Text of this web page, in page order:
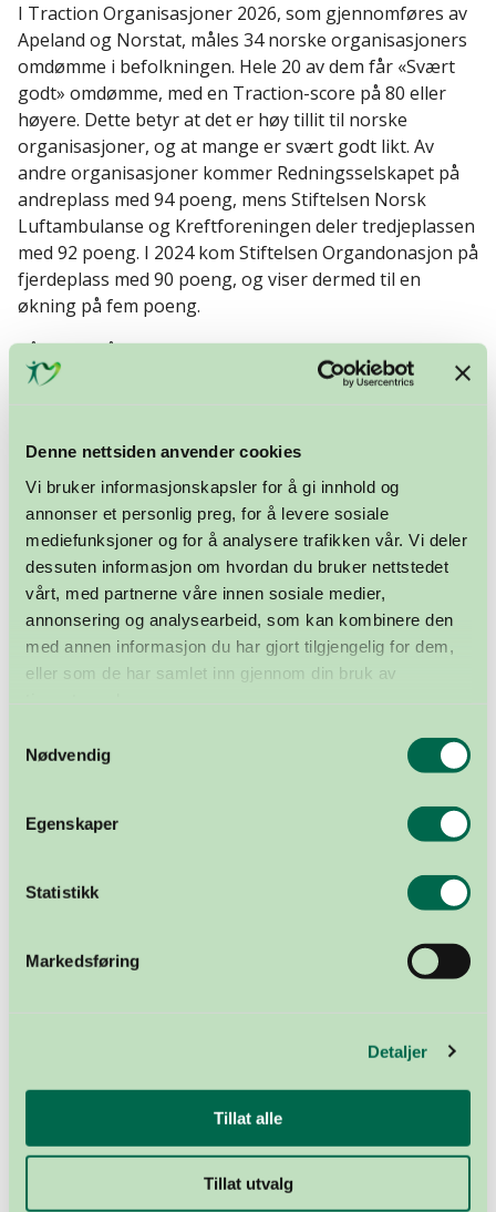
Denne nettsiden anvender cookies
Vi bruker informasjonskapsler for å gi innhold og
annonser et personlig preg, for å levere sosiale
mediefunksjoner og for å analysere trafikken vår. Vi deler
dessuten informasjon om hvordan du bruker nettstedet
vårt, med partnerne våre innen sosiale medier,
annonsering og analysearbeid, som kan kombinere den
med annen informasjon du har gjort tilgjengelig for dem,
eller som de har samlet inn gjennom din bruk av
Nødvendig
Egenskaper
Statistikk
Markedsføring
Detaljer
Tillat alle
Tillat utvalg
I Traction Organisasjoner 2026, som gjennomføres av
Apeland og Norstat, måles 34 norske organisasjoners
omdømme i befolkningen. Hele 20 av dem får «Svært
godt» omdømme, med en Traction-score på 80 eller
høyere. Dette betyr at det er høy tillit til norske
organisasjoner, og at mange er svært godt likt. Av
andre organisasjoner kommer Redningsselskapet på
andreplass med 94 poeng, mens Stiftelsen Norsk
Luftambulanse og Kreftforeningen deler tredjeplassen
med 92 poeng. I 2024 kom Stiftelsen Organdonasjon på
fjerdeplass med 90 poeng, og viser dermed til en
økning på fem poeng.
På spørsmål om hva som har bidratt til resultatet,
svarer daglig leder:
kommunikasjonen vår på tillit og åpenhet. Vi har det
som kjerneverdier. Vi er et opplysningskontor, men vi
har et mandat og det er at vi ønsker å redde liv, sier
Manouchehri.
Traction Organisasjoner 2026: Oversikten viser resultatet av de
34 organisasjonene som er målt i undersøkelsen. Illustrasjon:
Det er helsevesenet som gjennomfører organdonasjon
venter på et livreddende organ. Rundt 600 pasienter
står til enhver tid på venteliste i Norge, og behovet er